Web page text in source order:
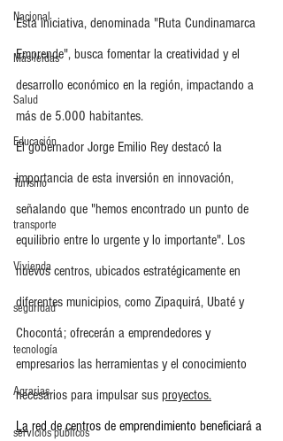
Nacional
Más leídas
Salud
Educación
Turismo
transporte
Vivienda
seguridad
tecnología
Agrarias
servicios publicos
Esta iniciativa, denominada "Ruta Cundinamarca
Emprende", busca fomentar la creatividad y el
desarrollo económico en la región, impactando a
más de 5.000 habitantes.
El gobernador Jorge Emilio Rey destacó la
importancia de esta inversión en innovación,
señalando que "hemos encontrado un punto de
equilibrio entre lo urgente y lo importante". Los
nuevos centros, ubicados estratégicamente en
diferentes municipios, como Zipaquirá, Ubaté y
Chocontá; ofrecerán a emprendedores y
empresarios las herramientas y el conocimiento
necesarios para impulsar sus proyectos.
La red de centros de emprendimiento beneficiará a